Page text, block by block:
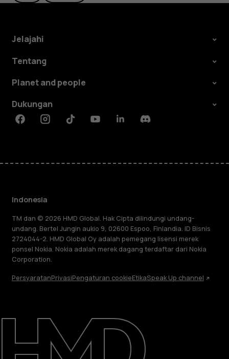
Tentang
Perbaiki, gunakan kembali, daur ulang
Dukungan
Jelajahi
Tentang
Planet and people
Dukungan
FacebookInstagramTiktokYoutubeLinkedinDiscord
Indonesia
TM dan © 2026 HMD Global. Hak Cipta dilindungi undang-
undang. Bertel Jungin aukio 9, 02600 Espoo, Finlandia. ID Bisnis
2724044-2. HMD Global Oy adalah pemegang lisensi merek
ponsel Nokia. Nokia adalah merek dagang terdaftar dari Nokia
Corporation.
PersyaratanPrivasiPengaturan cookieEtikaSpeak Up channel